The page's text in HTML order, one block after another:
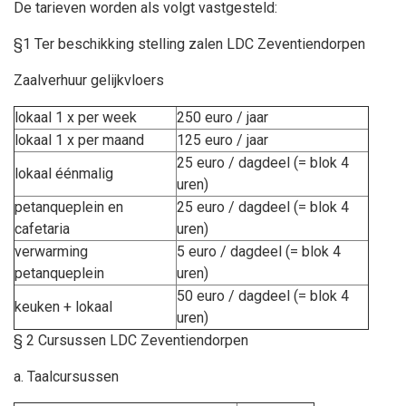
De tarieven worden als volgt vastgesteld:
§1 Ter beschikking stelling zalen LDC Zeventiendorpen
Zaalverhuur gelijkvloers
lokaal 1 x per week
250 euro / jaar
lokaal 1 x per maand
125 euro / jaar
lokaal éénmalig
25 euro / dagdeel (= blok 4
uren)
petanqueplein en
cafetaria
25 euro / dagdeel (= blok 4
uren)
verwarming
petanqueplein
5 euro / dagdeel (= blok 4
uren)
keuken + lokaal
50 euro / dagdeel (= blok 4
uren)
§ 2 Cursussen LDC Zeventiendorpen
a. Taalcursussen